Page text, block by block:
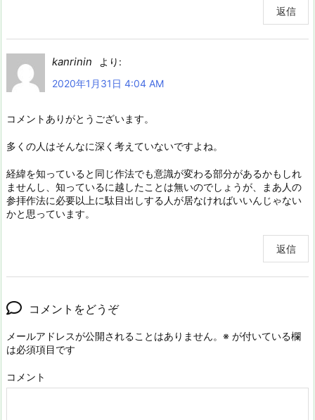
返信
kanrinin
より:
2020年1月31日 4:04 AM
コメントありがとうございます。
多くの人はそんなに深く考えていないですよね。
経緯を知っていると同じ作法でも意識が変わる部分があるかもしれ
ませんし、知っているに越したことは無いのでしょうが、まあ人の
参拝作法に必要以上に駄目出しする人が居なければいいんじゃない
かと思っています。
返信
コメントをどうぞ
メールアドレスが公開されることはありません。 ※ が付いている欄
は必須項目です
コメント